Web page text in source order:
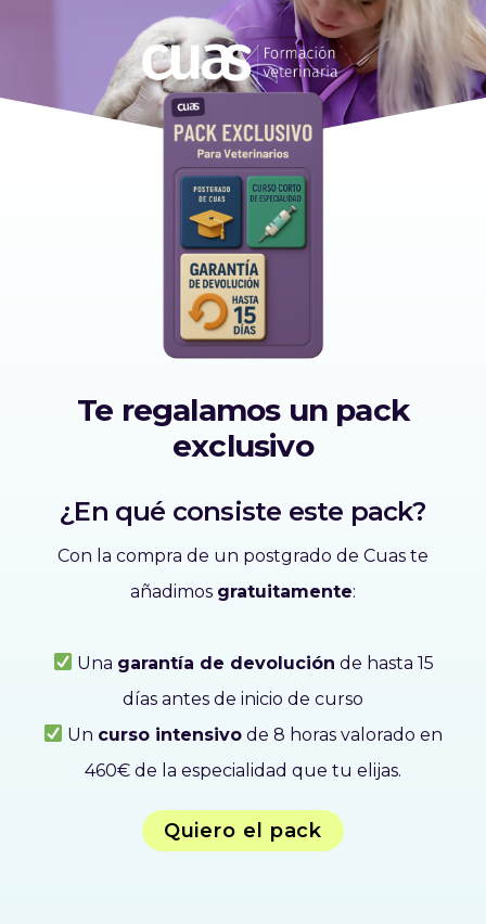
Te regalamos un pack
exclusivo
¿En qué consiste este pack?
Con la compra de un postgrado de Cuas te
añadimos gratuitamente:
Una garantía de devolución de hasta 15
días antes de inicio de curso
Un curso intensivo de 8 horas valorado en
460€ de la especialidad que tu elijas.
Quiero el pack